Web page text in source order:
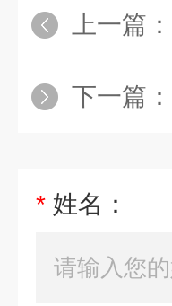
上一篇：
下一篇：
* 姓名：